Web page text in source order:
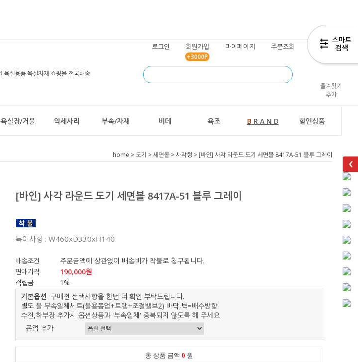
로그인 회원가입
+3000P
마이페이지 주문조회 장바구니
즐겨찾기
추가
욕실장/거울 악세사리 부속/자재 비데 욕조 B R A N D 할인상품
home >도기 >세면볼 >사각형 > [바인] 사각 라운드 도기 세면볼 8417A-51 블루 그레이
[바인] 사각 라운드 도기 세면볼 8417A-51 블루 그레이
특이사항 : W460xD330xH140
배송조건
주문금액에 상관없이 배송비가 착불로 청구됩니다.
판매가격
190,000원
적립금
1%
기본옵션 구매전 선택사항을 한번 더 확인 부탁드립니다.
별도 볼 부속일체세트(볼용폽업+트랩+조절밸브2) 바닥,벽=배수방향
수전,하부장 추가시 옵션상품과 '부속일체' 중복되지 않도록 해 주세요
폽업 추가
총 상품 금액 0 원